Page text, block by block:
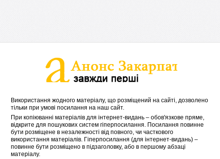
Використання жодного матеріалу, що розміщений на сайті, дозволено
тільки при умові посилання на наш сайт.
При копіюванні матеріалів для інтернет-видань – обов'язкове пряме,
відкрите для пошукових систем гіперпосилання. Посилання повинне
бути розміщене в незалежності від повного, чи часткового
використання матеріалів. Гіперпосилання (для інтернет-видань) –
повинне бути розміщено в підзаголовку, або в першому абзаці
матеріалу.